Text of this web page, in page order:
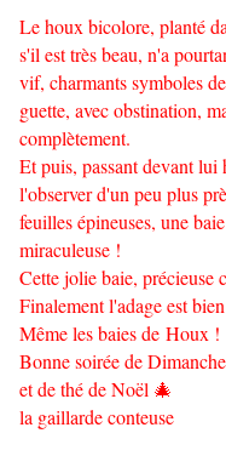
Le houx bicolore, planté
s'il est très beau, n'a
vif, charmants symboles
guette, avec obstination,
complètement.
Et puis, passant devant lui
l'observer d'un peu plus
feuilles épineuses, une
miraculeuse !
Cette jolie baie, précieuse
Finalement l'adage est
Même les baies de Houx !
Bonne soirée de
et de thé de Noël 🎄
la gaillarde conteuse